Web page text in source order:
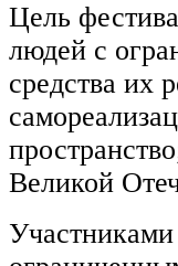
Цель
людей с
средства их
Великой
Участниками